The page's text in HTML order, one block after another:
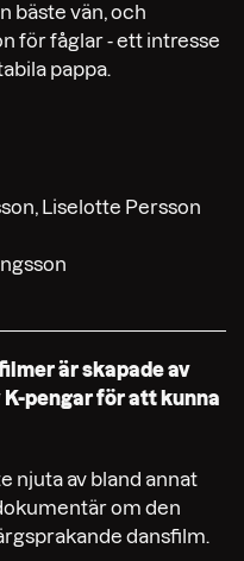
bäste vän, och
för fåglar - ett intresse
pappa.
Liselotte Persson
är skapade av
pengar för att kunna
njuta av bland annat
om den
dansfilm.